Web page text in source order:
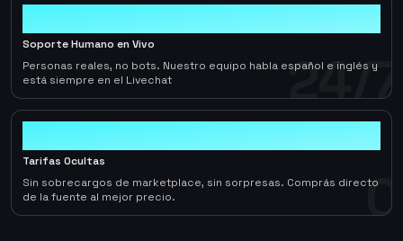
24/7
Soporte Humano en Vivo
Personas reales, no bots. Nuestro equipo habla español e inglés y
está siempre en el Livechat
0
Tarifas Ocultas
Sin sobrecargos de marketplace, sin sorpresas. Comprás directo
de la fuente al mejor precio.